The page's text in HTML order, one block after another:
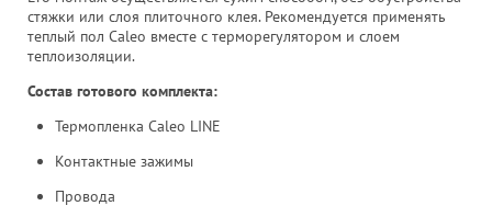
стяжки или слоя плиточного клея. Рекомендуется применять
теплый пол Caleo вместе с терморегулятором и слоем
теплоизоляции.
Состав готового комплекта:
Термопленка Caleo LINE
Контактные зажимы
Провода